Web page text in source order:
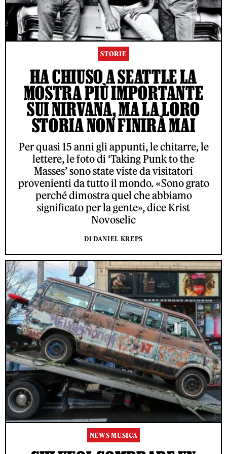
STORIE
HA CHIUSO A SEATTLE LA
MOSTRA PIÙ IMPORTANTE
SUI NIRVANA, MA LA LORO
STORIA NON FINIRÀ MAI
Per quasi 15 anni gli appunti, le chitarre, le
lettere, le foto di ‘Taking Punk to the
Masses’ sono state viste da visitatori
provenienti da tutto il mondo. «Sono grato
perché dimostra quel che abbiamo
significato per la gente», dice Krist
Novoselic
DI DANIEL KREPS
NEWS MUSICA